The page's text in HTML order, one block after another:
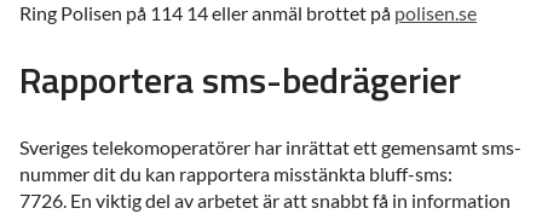
Ring Polisen på 114 14 eller anmäl brottet på polisen.se
Rapportera sms-bedrägerier
Sveriges telekomoperatörer har inrättat ett gemensamt sms-
nummer dit du kan rapportera misstänkta bluff-sms:
7726. En viktig del av arbetet är att snabbt få in information